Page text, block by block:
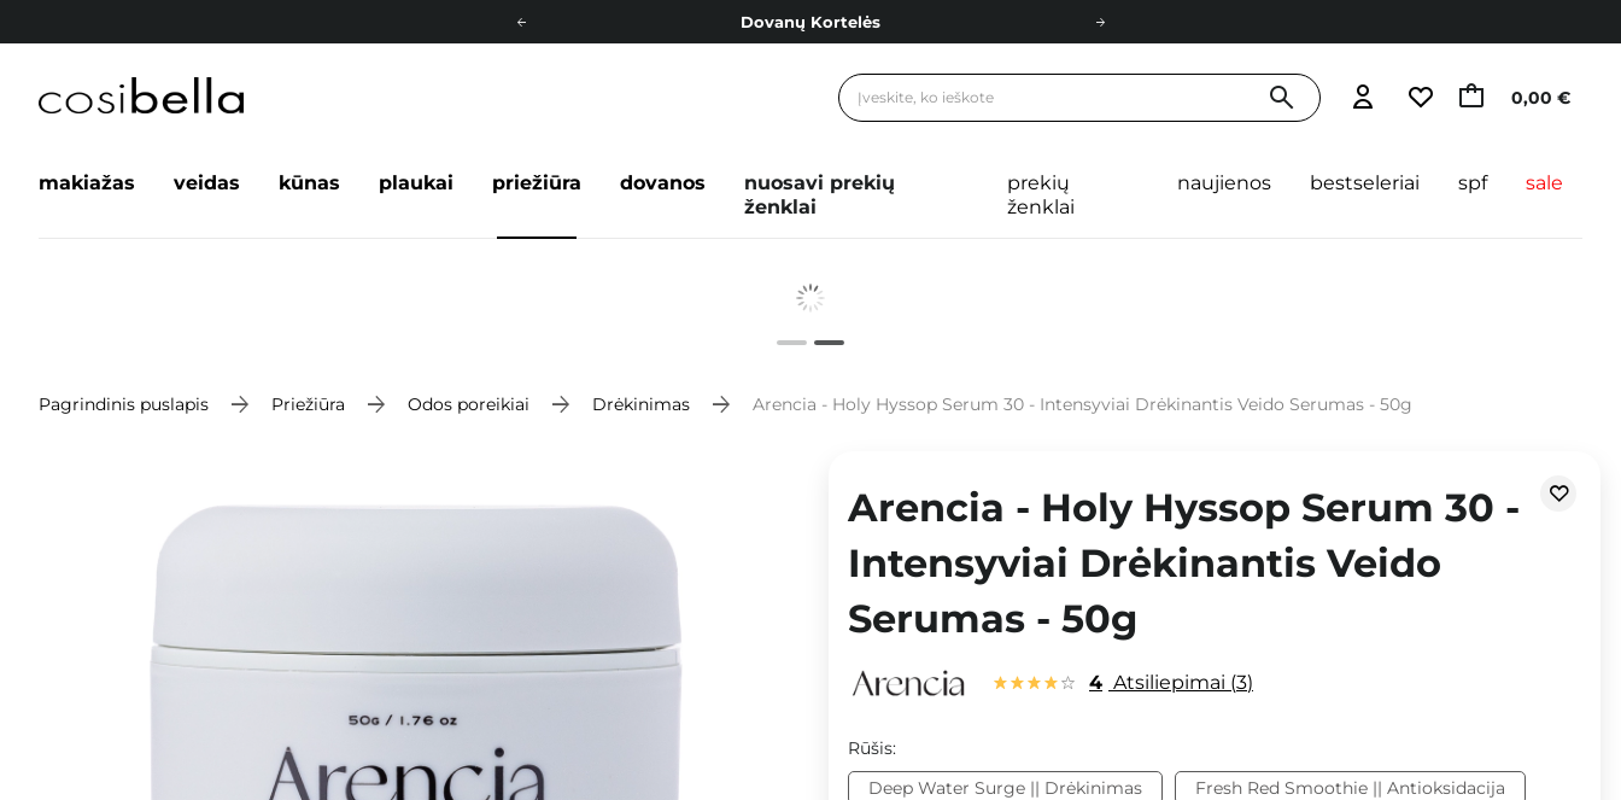
Dovanų Kortelės
Nemokamas pristatymas nuo 40,00 € 0,00 €
makiažas veidas kūnas plaukai priežiūra dovanos
nuosavi prekių
ženklai
prekių
ženklai
naujienos bestseleriai spf sale
Pagrindinis puslapis Priežiūra Odos poreikiai Drėkinimas Arencia - Holy Hyssop Serum 30 - Intensyviai Drėkinantis Veido Serumas - 50g
Arencia - Holy Hyssop Serum 30 -
Intensyviai Drėkinantis Veido
Serumas - 50g
4 Atsiliepimai 3
Rūšis:
Deep Water Surge || Drėkinimas
Fresh Red Smoothie || Antioksidacija